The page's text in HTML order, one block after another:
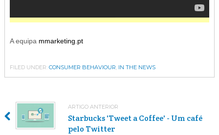
A equipa mmarketing.pt
FILED UNDER: CONSUMER BEHAVIOUR, IN THE NEWS
ARTIGO ANTERIOR
Starbucks 'Tweet a Coffee' - Um café
pelo Twitter